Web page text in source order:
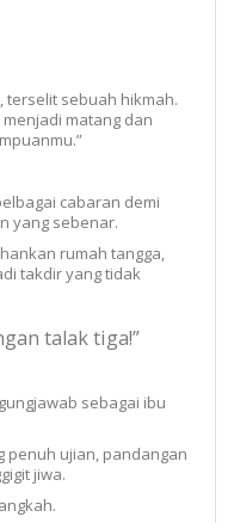
terselit sebuah hikmah.
matang dan
cabaran demi
yang sebenar.
rumah tangga,
takdir yang tidak
talak tiga!”
sebagai ibu
penuh ujian, pandangan
jiwa.